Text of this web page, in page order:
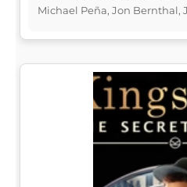
Michael Peña, Jon Bernthal,